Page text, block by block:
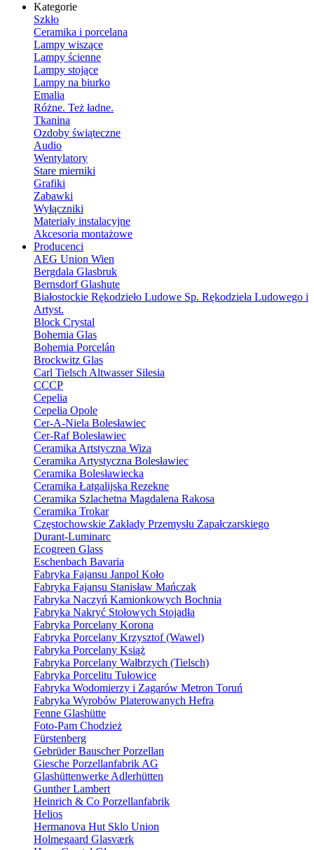
Kategorie
Szkło
Ceramika i porcelana
Lampy wiszące
Lampy ścienne
Lampy stojące
Lampy na biurko
Emalia
Różne. Też ładne.
Tkanina
Ozdoby świąteczne
Audio
Wentylatory
Stare mierniki
Grafiki
Zabawki
Wyłączniki
Materiały instalacyjne
Akcesoria montażowe
Producenci
AEG Union Wien
Bergdala Glasbruk
Bernsdorf Glashute
Białostockie Rękodzieło Ludowe Sp. Rękodzieła Ludowego i
Artyst.
Block Crystal
Bohemia Glas
Bohemia Porcelán
Brockwitz Glas
Carl Tielsch Altwasser Silesia
CCCP
Cepelia
Cepelia Opole
Cer-A-Niela Bolesławiec
Cer-Raf Bolesławiec
Ceramika Artstyczna Wiza
Ceramika Artystyczna Bolesławiec
Ceramika Bolesławiecka
Ceramika Łatgalijska Rezekne
Ceramika Szlachetna Magdalena Rakosa
Ceramika Trokar
Częstochowskie Zakłady Przemysłu Zapałczarskiego
Durant-Luminarc
Ecogreen Glass
Eschenbach Bavaria
Fabryka Fajansu Janpol Koło
Fabryka Fajansu Stanisław Mańczak
Fabryka Naczyń Kamionkowych Bochnia
Fabryka Nakryć Stołowych Stojadła
Fabryka Porcelany Korona
Fabryka Porcelany Krzysztof (Wawel)
Fabryka Porcelany Książ
Fabryka Porcelany Wałbrzych (Tielsch)
Fabryka Porcelitu Tułowice
Fabryka Wodomierzy i Zagarów Metron Toruń
Fabryka Wyrobów Platerowanych Hefra
Fenne Glashütte
Foto-Pam Chodzież
Fürstenberg
Gebrüder Bauscher Porzellan
Giesche Porzellanfabrik AG
Glashüttenwerke Adlerhütten
Gunther Lambert
Heinrich & Co Porzellanfabrik
Helios
Hermanova Hut Sklo Union
Holmegaard Glasværk